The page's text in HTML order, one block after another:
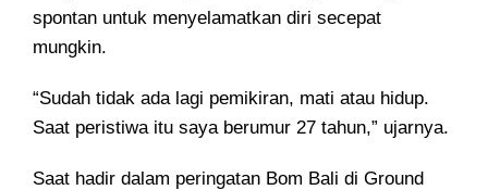
spontan untuk menyelamatkan diri secepat
mungkin.
“Sudah tidak ada lagi pemikiran, mati atau hidup.
Saat peristiwa itu saya berumur 27 tahun,” ujarnya.
Saat hadir dalam peringatan Bom Bali di Ground